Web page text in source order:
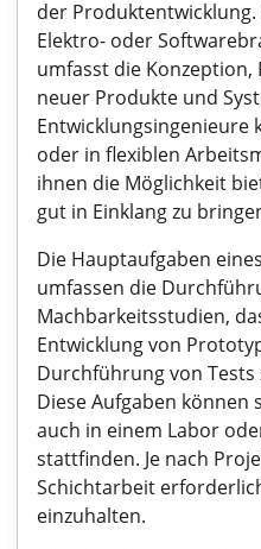
der
Elektro- oder
umfasst die
neuer Produkte und
Entwicklungsingenieure
oder in flexiblen
ihnen die Möglichkeit
gut in Einklang zu
Die Hauptaufgaben
umfassen die
Machbarkeitsstudien,
Entwicklung von
Durchführung von
Diese Aufgaben können
auch in einem Labor
stattfinden. Je nach
Schichtarbeit
einzuhalten.